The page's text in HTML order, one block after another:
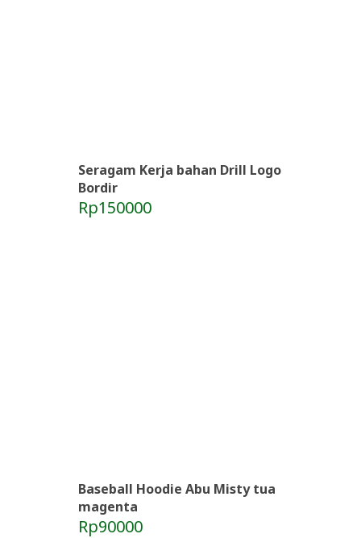
Seragam Kerja bahan Drill Logo
Bordir
Rp150000
Baseball Hoodie Abu Misty tua
magenta
Rp90000